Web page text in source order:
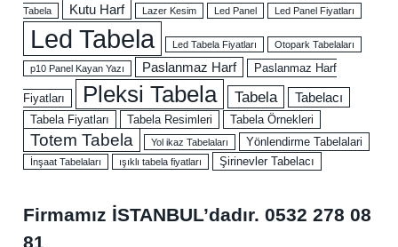
Tabela
Kutu Harf Lazer Kesim Led Panel Led Panel Fiyatları
Led Tabela Led Tabela Fiyatları Otopark Tabelaları
p10 Panel Kayan Yazı Paslanmaz Harf Paslanmaz Harf
Fiyatları Pleksi Tabela Tabela Tabelacı
Tabela Fiyatları Tabela Resimleri Tabela Örnekleri
Totem Tabela Yol ikaz Tabelaları Yönlendirme Tabelalari
İnşaat Tabelaları ışıklı tabela fiyatları Şirinevler Tabelacı
Firmamız İSTANBUL’dadır. 0532 278 08
81